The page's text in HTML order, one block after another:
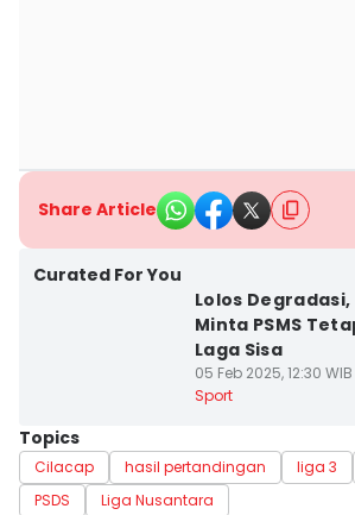
Share Article
Curated For You
Lolos Degradasi,
Minta PSMS
Laga Sisa
05 Feb 2025, 12:30 WIB
Sport
Topics
Cilacap hasil pertandingan liga 3
PSDS
Liga Nusantara